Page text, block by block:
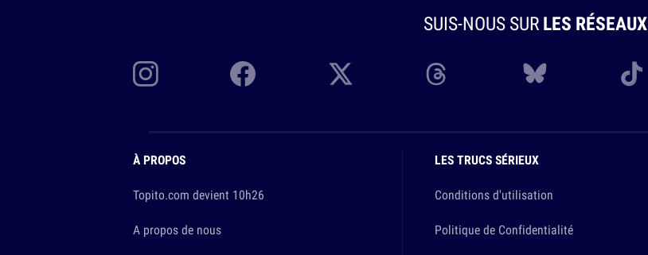
SUIS-NOUS SURLES RÉSEAUX
À PROPOS
Topito.com devient 10h26
A propos de nous
LES TRUCS SÉRIEUX
Conditions d'utilisation
Politique de Confidentialité